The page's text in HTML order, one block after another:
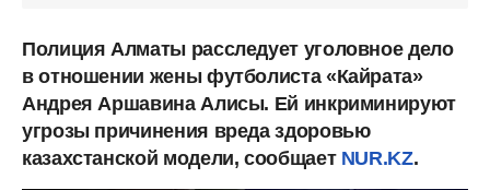
Полиция Алматы расследует уголовное дело
в отношении жены футболиста «Кайрата»
Андрея Аршавина Алисы. Ей инкриминируют
угрозы причинения вреда здоровью
казахстанской модели, сообщает NUR.KZ.